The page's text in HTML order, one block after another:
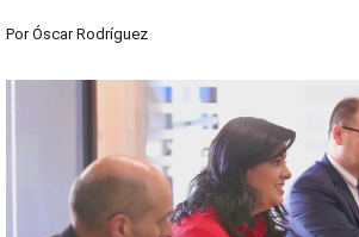
Por Óscar Rodríguez